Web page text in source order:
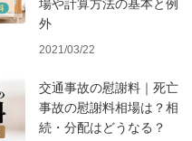
場や計算方法の基本と例
外
2021/03/22
交通事故の慰謝料｜死亡
事故の慰謝料相場は？相
続・分配はどうなる？